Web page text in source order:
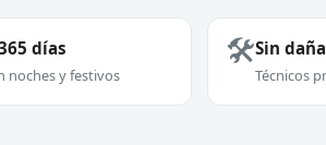
días
noches y festivos
🛠️Sin
Técnicos